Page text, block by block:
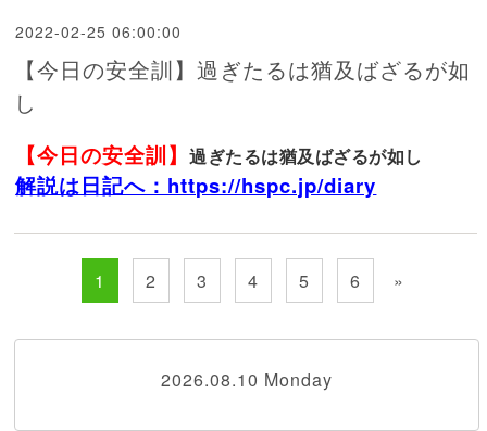
2022-02-25 06:00:00
【今日の安全訓】過ぎたるは猶及ばざるが如
し
【今日の安全訓】過ぎたるは猶及ばざるが如し
解説は日記へ：https://hspc.jp/diary
1 2 3 4 5 6 »
2026.08.10 Monday